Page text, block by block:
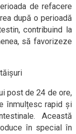
de refacere
după o perioadă
contribuind la
să favorizeze
post de 24 de ore,
înmulțesc rapid și
Această
în special în